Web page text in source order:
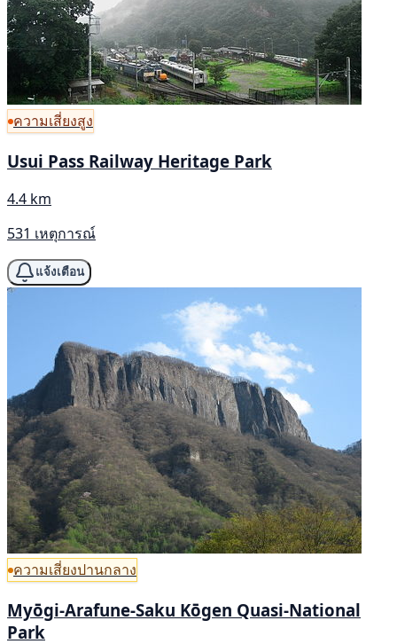
ความเสี่ยงสูง
Usui Pass Railway Heritage Park
4.4 km
531 เหตุการณ์
แจ้งเตือน
ความเสี่ยงปานกลาง
Myōgi-Arafune-Saku Kōgen Quasi-National
Park